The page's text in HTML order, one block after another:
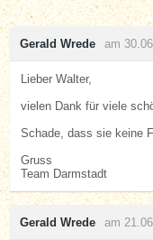
Gerald Wrede am
Lieber Walter,
vielen Dank für viele
Schade, dass sie keine
Gruss
Team Darmstadt
Gerald Wrede am